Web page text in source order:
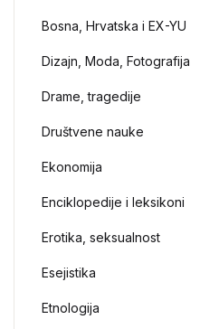
Bosna, Hrvatska i EX-YU
Dizajn, Moda, Fotografija
Drame, tragedije
Društvene nauke
Ekonomija
Enciklopedije i leksikoni
Erotika, seksualnost
Esejistika
Etnologija